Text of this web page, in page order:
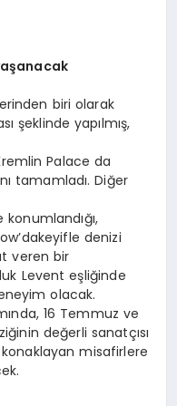
biri olarak
şeklinde yapılmış,
Palace da
tamamladı. Diğer
denizi
veren bir
Levent eşliğinde
olacak.
16 Temmuz ve
değerli sanatçısı
misafirlere